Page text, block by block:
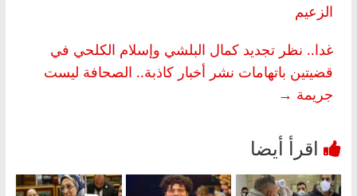
الزعيم
غدا.. نظر تجديد كمال البلشي وإسلام الكلحي في
قضيتين باتهامات نشر أخبار كاذبة.. الصحافة ليست
جريمة →